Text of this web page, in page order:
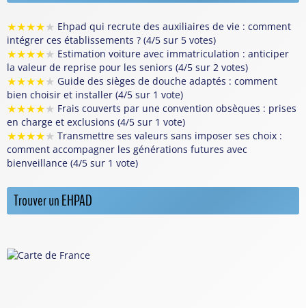
★★★★★ Ehpad qui recrute des auxiliaires de vie : comment
intégrer ces établissements ? (4/5 sur 5 votes)
★★★★★ Estimation voiture avec immatriculation : anticiper
la valeur de reprise pour les seniors (4/5 sur 2 votes)
★★★★★ Guide des sièges de douche adaptés : comment
bien choisir et installer (4/5 sur 1 vote)
★★★★★ Frais couverts par une convention obsèques : prises
en charge et exclusions (4/5 sur 1 vote)
★★★★★ Transmettre ses valeurs sans imposer ses choix :
comment accompagner les générations futures avec
bienveillance (4/5 sur 1 vote)
Trouver un EHPAD